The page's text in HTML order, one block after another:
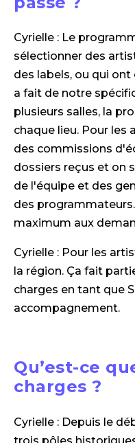
Cyrielle : Le
sélectionner des
des labels, ou qui
a fait de notre
plusieurs salles, la
chaque lieu. Pour les
des commissions
dossiers reçus et on
de l'équipe et des
des
maximum aux
Cyrielle : Pour les
la région. Ça fait
charges en tant que
accompagnement.
Qu’est-ce
charges ?
Cyrielle : Depuis le
trois pôles